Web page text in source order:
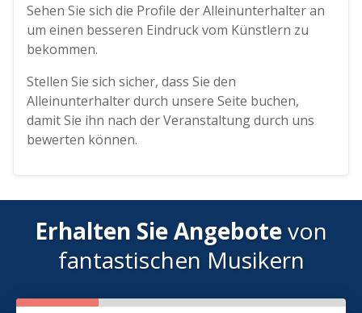
Sehen Sie sich die Profile der Alleinunterhalter an
um einen besseren Eindruck vom Künstlern zu
bekommen.
Stellen Sie sich sicher, dass Sie den
Alleinunterhalter durch unsere Seite buchen,
damit Sie ihn nach der Veranstaltung durch uns
bewerten können.
Erhalten Sie Angebotevon
fantastischen Musikern